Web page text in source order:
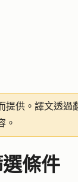
提供。譯文透
。
條件